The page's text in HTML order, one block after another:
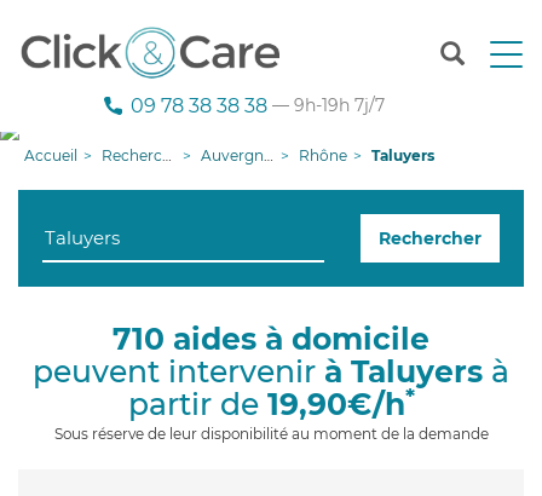
T
n
g
i
09 78 38 38 38 — 9h-19h 7j/7
Accueil Recherche aide à domicile Auvergne-Rhône-Alpes Rhône Taluyers
Rechercher
710 aides à domicile
peuvent intervenir à Taluyers à
partir de 19,90€/h*
Sous réserve de leur disponibilité au moment de la demande